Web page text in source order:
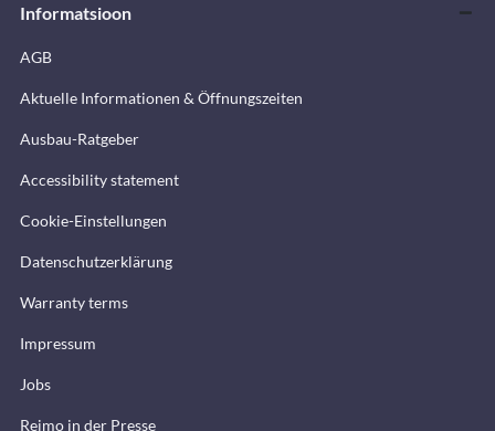
Informatsioon
AGB
Aktuelle Informationen & Öffnungszeiten
Ausbau-Ratgeber
Accessibility statement
Cookie-Einstellungen
Datenschutzerklärung
Warranty terms
Impressum
Jobs
Reimo in der Presse